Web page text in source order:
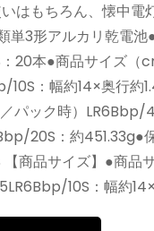
はもちろん、懐中
単3形アルカリ乾電
20本●商品サイズ（
10S：幅約14×奥行約
パック時）LR6Bbp/
20S：約451.33g●
商品サイズ】●商品
10S：幅約